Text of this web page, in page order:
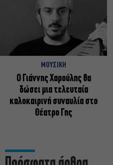
ΜΟΥΣΙΚΗ
Ο Γιάννης Χαρούλης θα
δώσει μια τελευταία
καλοκαιρινή συναυλία στο
Θέατρο Γης